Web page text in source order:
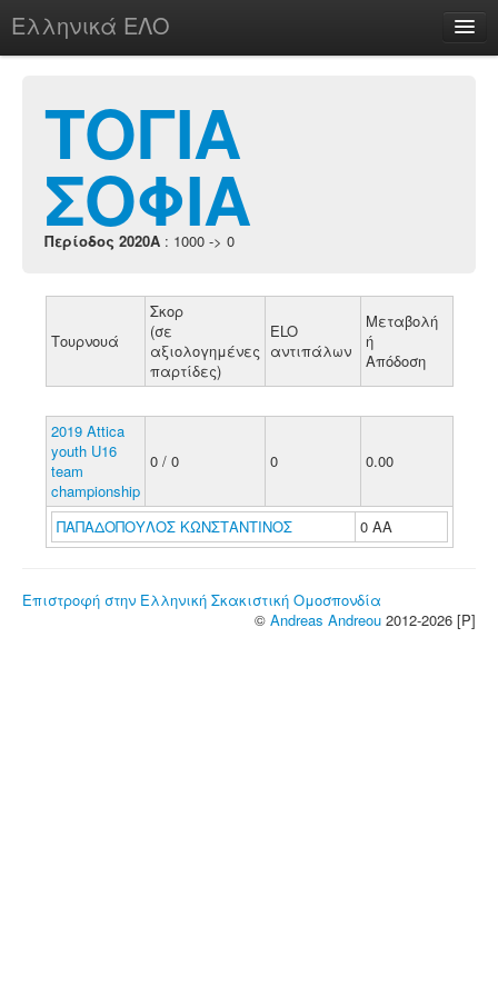
Ελληνικά ΕΛΟ
chesstu.be @ discord
Login
ΤΟΓΙΑ
ΣΟΦΙΑ
Περίοδος 2020A : 1000 -> 0
Τουρνουά
Σκορ
(σε
αξιολογημένες
παρτίδες)
ELO
αντιπάλων
Μεταβολή
ή
Απόδοση
2019 Attica
youth U16
team
championship
0 / 0 0 0.00
ΠΑΠΑΔΟΠΟΥΛΟΣ ΚΩΝΣΤΑΝΤΙΝΟΣ 0 ΑΑ
Επιστροφή στην Ελληνική Σκακιστική Ομοσπονδία
© Andreas Andreou 2012-2026 [P]